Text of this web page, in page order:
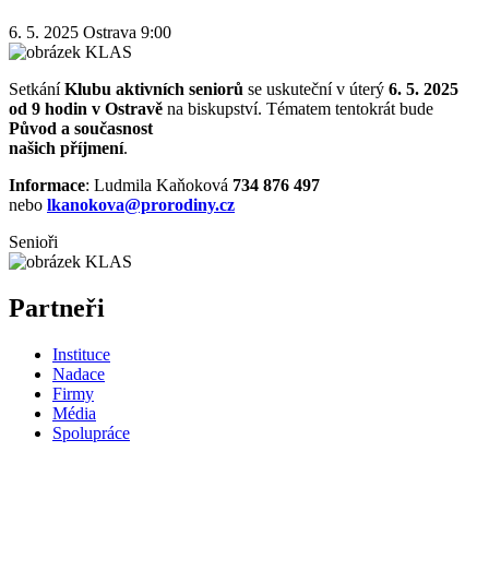
6. 5. 2025 Ostrava 9:00
SetkáníKlubu aktivních seniorů se uskuteční v úterý 6. 5. 2025
od 9 hodin v Ostravě na biskupství. Tématem tentokrát bude
Původ a současnost
našich příjmení.
Informace: Ludmila Kaňoková 734 876 497
nebo lkanokova@prorodiny.cz
Senioři
Partneři
Instituce
Nadace
Firmy
Média
Spolupráce